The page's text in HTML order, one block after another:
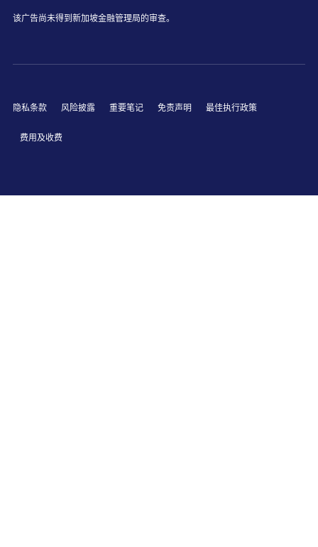
该广告尚未得到新加坡金融管理局的审查。
隐私条款 风险披露 重要笔记 免责声明 最佳执行政策
费用及收费